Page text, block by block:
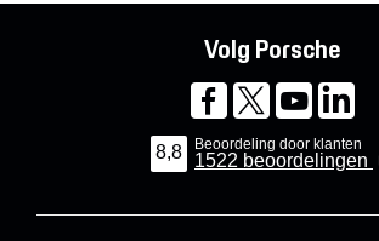
Volg Porsche
8,8 Beoordeling door klanten
1522 beoordelingen